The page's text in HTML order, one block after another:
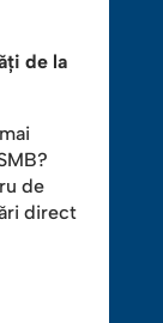
de la
de
direct